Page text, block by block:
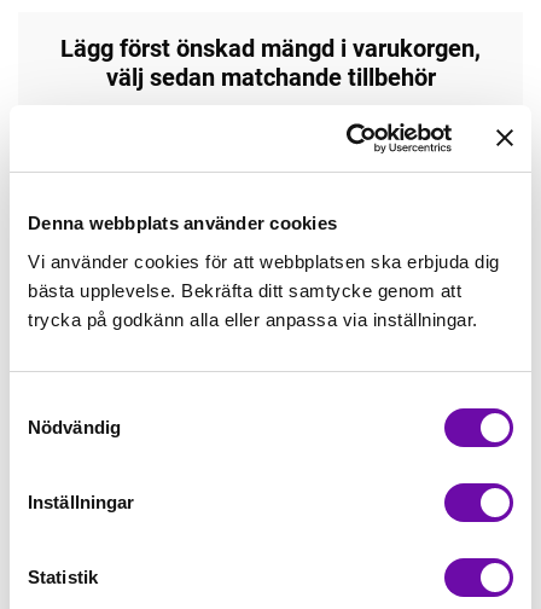
Denna webbplats använder cookies
Vi använder cookies för att webbplatsen ska erbjuda dig
bästa upplevelse. Bekräfta ditt samtycke genom att
trycka på godkänn alla eller anpassa via inställningar.
Nödvändig
Inställningar
Statistik
Lägg först önskad mängd i varukorgen,
välj sedan matchande tillbehör
Tråd matchande +45,00kr
Mudd matchande +39,50kr
Enfärgat matchande +49,00kr
Minsta beställning: 0.5 m